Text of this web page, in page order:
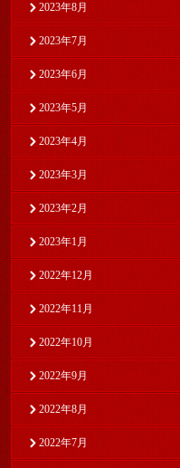
2023年8月
2023年7月
2023年6月
2023年5月
2023年4月
2023年3月
2023年2月
2023年1月
2022年12月
2022年11月
2022年10月
2022年9月
2022年8月
2022年7月